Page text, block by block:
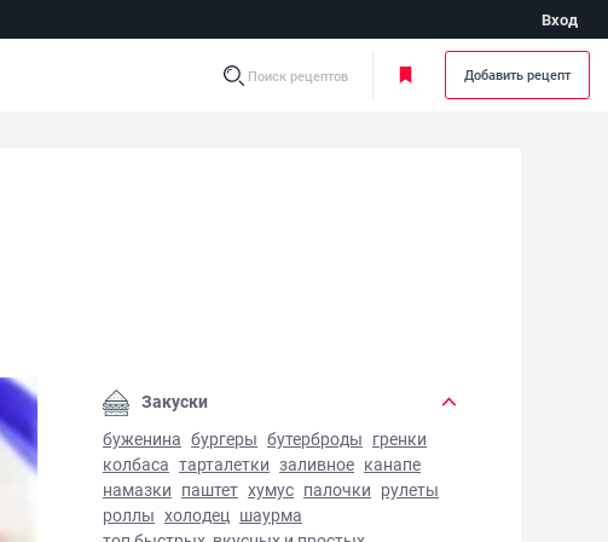
Вход
Поиск рецептов Добавить рецепт
Винегрет без капусты - фото готового блюда
Закуски
буженина бургеры бутерброды гренки
колбаса тарталетки заливное канапе
намазки паштет хумус палочки рулеты
роллы холодец шаурма